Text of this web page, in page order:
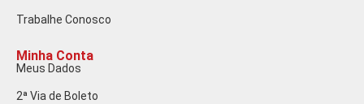
Trabalhe Conosco
Minha Conta
Meus Dados
2ª Via de Boleto